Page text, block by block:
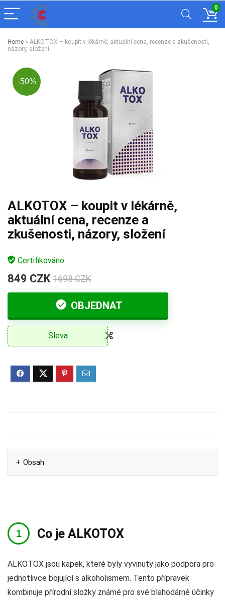
0
Home » ALKOTOX – koupit v lékárně, aktuální cena, recenze a zkušenosti,
názory, složení
-50%
ALKOTOX – koupit v lékárně,
aktuální cena, recenze a
zkušenosti, názory, složení
Certifikováno
849 CZK 1698 CZK
OBJEDNAT
Sleva
Obsah
Co je ALKOTOX
ALKOTOX jsou kapek, které byly vyvinuty jako podpora pro
jednotlivce bojující s alkoholismem. Tento přípravek
kombinuje přírodní složky známé pro své blahodárné účinky